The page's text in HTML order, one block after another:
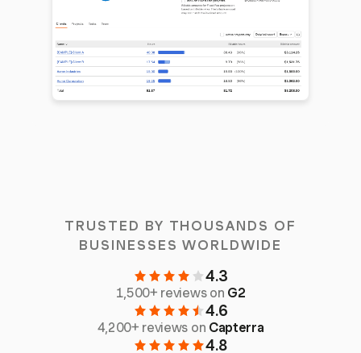
TRUSTED BY THOUSANDS OF
BUSINESSES WORLDWIDE
4.3
1,500+ reviews on G2
4.6
4,200+ reviews on Capterra
4.8